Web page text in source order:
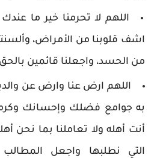
اللهم لا تحرمنا خير ما
اشف قلوبنا من الأمراض،
من الحسد، واجعلنا قائمين
اللهم ارض عنا وارض عن
به جوامع فضلك وإحسانك
أنت أهله ولا تعاملنا بما نحن
التي نطلبها واجعل المطالب